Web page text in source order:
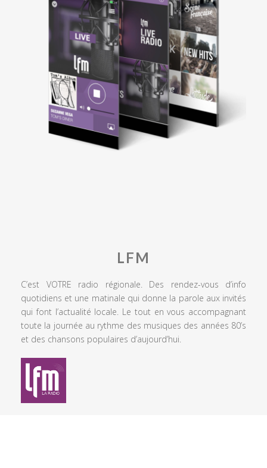
LFM
C’est VOTRE radio régionale. Des rendez-vous d’info
quotidiens et une matinale qui donne la parole aux invités
qui font l’actualité locale. Le tout en vous accompagnant
toute la journée au rythme des musiques des années 80’s
et des chansons populaires d’aujourd’hui.